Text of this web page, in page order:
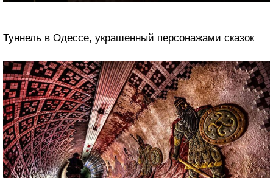
Туннель в Одессе, украшенный персонажами сказок